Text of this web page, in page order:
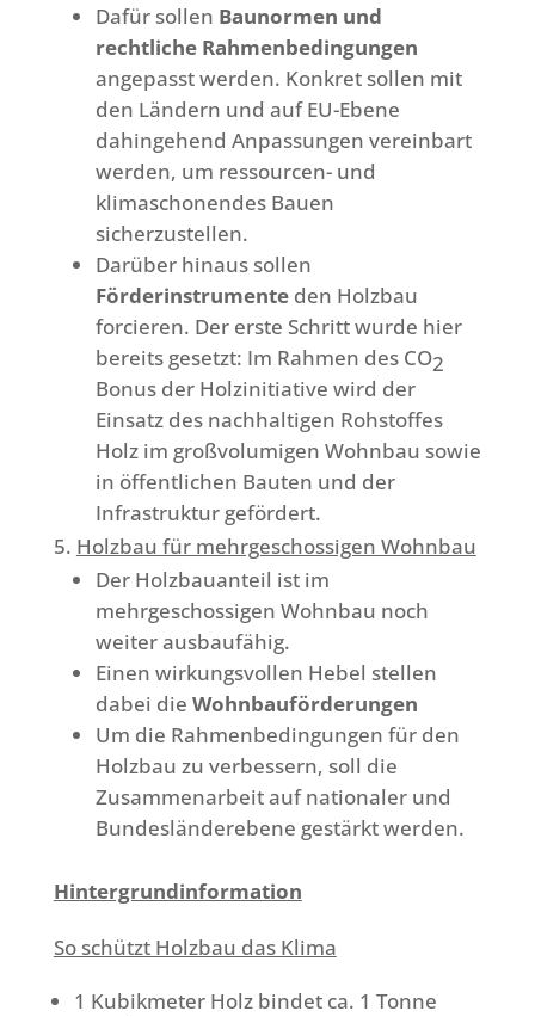
Dafür sollen Baunormen und
rechtliche Rahmenbedingungen
angepasst werden. Konkret sollen mit
den Ländern und auf EU-Ebene
dahingehend Anpassungen vereinbart
werden, um ressourcen- und
klimaschonendes Bauen
sicherzustellen.
Darüber hinaus sollen
Förderinstrumenteden Holzbau
forcieren. Der erste Schritt wurde hier
bereits gesetzt: Im Rahmen des CO2
Bonus der Holzinitiative wird der
Einsatz des nachhaltigen Rohstoffes
Holz im großvolumigen Wohnbau sowie
in öffentlichen Bauten und der
Infrastruktur gefördert.
Holzbau für mehrgeschossigen Wohnbau
Der Holzbauanteil ist im
mehrgeschossigen Wohnbau noch
weiter ausbaufähig.
Einen wirkungsvollen Hebel stellen
dabei die Wohnbauförderungen
Um die Rahmenbedingungen für den
Holzbau zu verbessern, soll die
Zusammenarbeit auf nationaler und
Bundesländerebene gestärkt werden.
Hintergrundinformation
So schützt Holzbau das Klima
1 Kubikmeter Holz bindet ca. 1 Tonne